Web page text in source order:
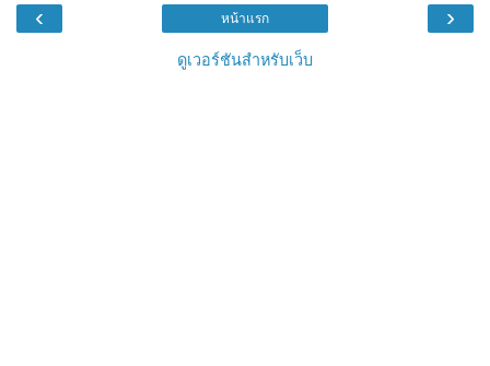
‹ ›
หน้าแรก
ดูเวอร์ชันสำหรับเว็บ